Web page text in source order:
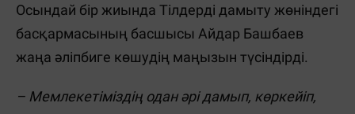
Осындай бір жиында Тілдерді дамыту жөніндегі
басқармасының басшысы Айдар Башбаев
жаңа әліпбиге көшудің маңызын түсіндірді.
– Мемлекетіміздің одан әрі дамып, көркейіп,